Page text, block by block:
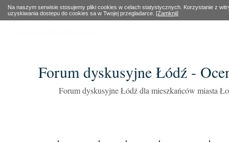
Na naszym serwisie stosujemy pliki cookies w celach statystycznych. Korzystanie z
uzyskiwania dostepu do cookies sa w Twojej przegladarce. [Zamknij]
Forum dyskusyjne Łódź -
Forum dyskusyjne Łódź dla mieszkańców miasta